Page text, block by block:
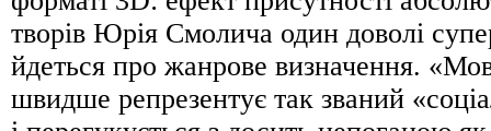
творів Юрія Смолича один доволі
йдеться про жанрове визначення.
швидше репрезентує так званий